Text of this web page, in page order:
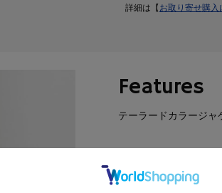
詳細は【 お取り寄せ購入
Features
テーラードカラージ
ジャケットは丸みの
しっかり感も残しつつ